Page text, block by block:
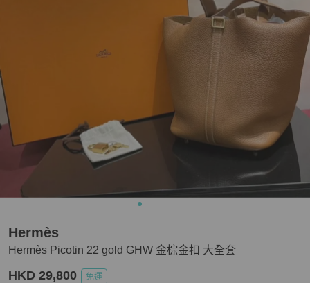
Hermès Picotin 22 gold GHW 金棕金扣 大全套
Hermès
HKD 29,800 免運